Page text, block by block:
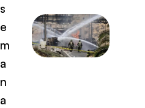
s
e
m
a
n
a